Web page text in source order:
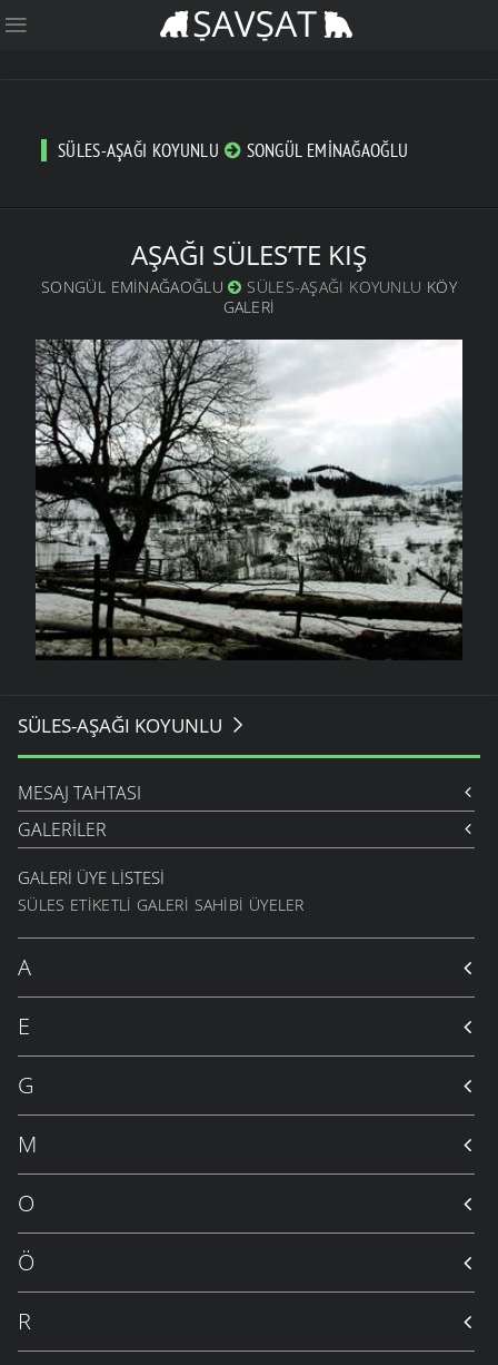
SÜLES-AŞAĞI KOYUNLU SONGÜL EMINAĞAOĞLU
AŞAĞI SÜLES’TE KIŞ
SONGÜL EMINAĞAOĞLU SÜLES-AŞAĞI KOYUNLU KÖY
GALERI
SÜLES-AŞAĞI KOYUNLU
MESAJ TAHTASI
GALERILER
GALERI ÜYE LISTESI
SÜLES ETIKETLI GALERI SAHIBI ÜYELER
A
E
G
M
O
Ö
R